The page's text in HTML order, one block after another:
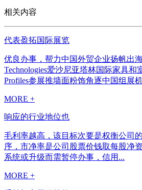
相关内容
代表盈拓国际展览
优良办事，帮力中国外贸企业扬帆出海
Technologies爱沙尼亚塔林国际家具
Profiles参展推墙面粉饰角逐中国组展
MORE +
响应的行业地位也
毛利率越高，该目标次要是权衡公司
序，市净率是公司股票价钱取每股净
系统或升级而需暂停办事，信用...
MORE +